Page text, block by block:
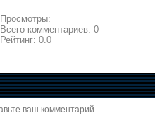
Просмотры:
Всего комментариев: 0
Рейтинг: 0.0